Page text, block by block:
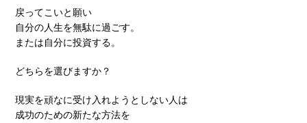
戻ってこいと願い
自分の人生を無駄に過ごす。
または自分に投資する。
どちらを選びますか？
現実を頑なに受け入れようとしない人は
成功のための新たな方法を